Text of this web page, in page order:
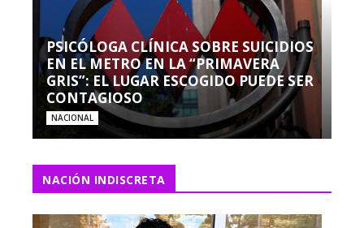
PSICÓLOGA CLÍNICA SOBRE SUICIDIOS
EN EL METRO EN LA “PRIMAVERA
GRIS”: EL LUGAR ESCOGIDO PUEDE SER
CONTAGIOSO
NACIONAL
NACIÓN INDISCRETA